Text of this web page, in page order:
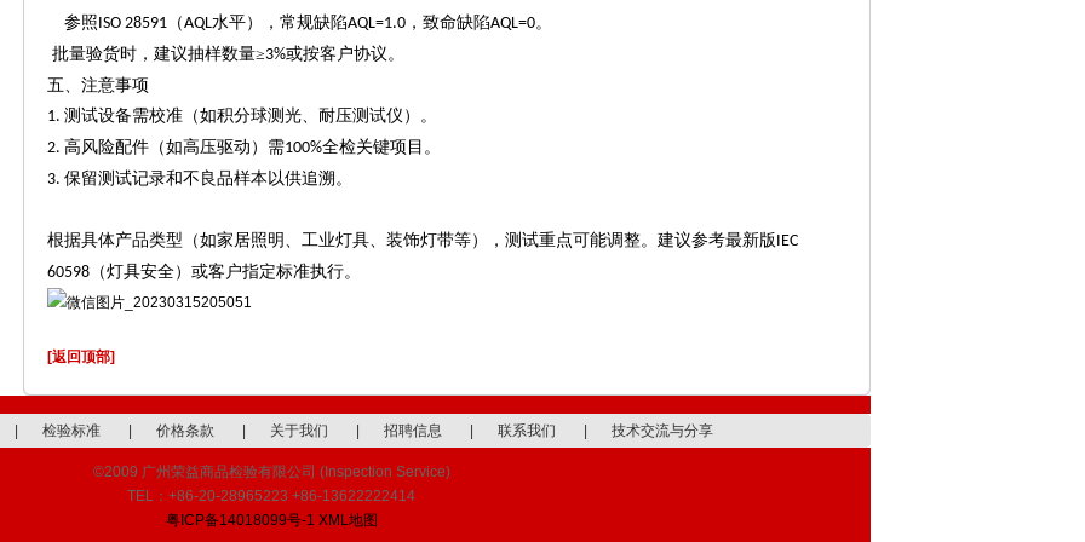
参照ISO 28591 （AQL水平），常规缺陷AQL=1.0 ，致命缺陷AQL=0。
批量验货时，建议抽样数量≥3%或按客户协议。
五、注意事项
1. 测试设备需校准（如积分球测光、耐压测试仪）。
2. 高风险配件（如高压驱动）需100%全检关键项目。
3. 保留测试记录和不良品样本以供追溯。
根据具体产品类型（如家居照明、工业灯具、装饰灯带等），测试重点可能调整。建议参考最新版 IEC
60598 （灯具安全）或客户指定标准执行。
[返回顶部]
检验标准 价格条款 关于我们 招聘信息 联系我们 技术交流与分享
©2009 广州荣益商品检验有限公司 (Inspection Service)
TEL：+86-20-28965223 +86-13622222414
粤ICP备14018099号-1 XML地图